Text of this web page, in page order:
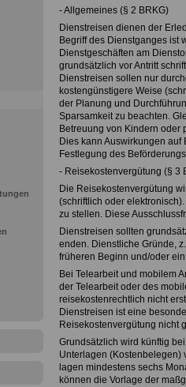
- Allgemeines (§ 2 BRKG)
Dienstreisen dienen der
Begriff des Dienstganges ist
Dienstgeschäften am
grundsätzlich vor Antritt
Dienstreisen sollen nur
kostengünstigere Weise
der Planung und
Sparsamkeit zu beachten.
Betreuung von Kindern
Dies kann Auswirkungen
Festlegung des
- Reisekostenvergütung (§ 3
Die Reisekostenvergütung
(schriftlich oder
zu stellen. Diese
Dienstreisen sollten
enden. Dienstliche Gründe,
früheren Beginn und/oder
Bei Telearbeit und mobilem
der Telearbeit oder des
reisekostenrechtlich nicht
Dienstreisen ist eine
Reisekostenvergütung nicht
Grundsätzlich wird künftig
Unterlagen (Kostenbelegen)
lagen mindestens sechs
können die Vorlage der